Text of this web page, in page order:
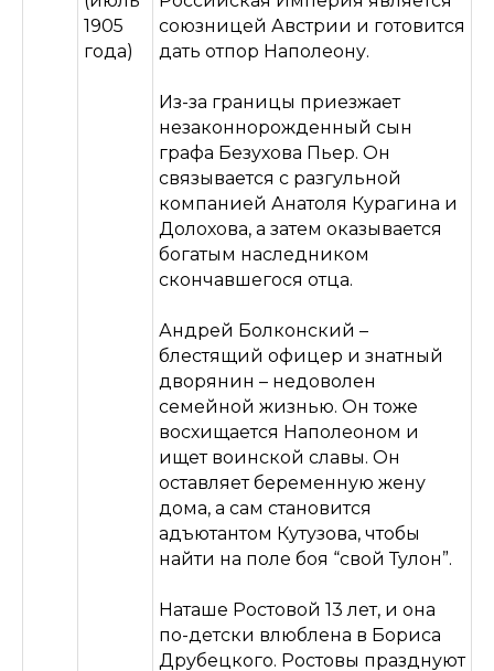
1905
года)
союзницей Австрии и готовится
дать отпор Наполеону.
Из-за границы приезжает
незаконнорожденный сын
графа Безухова Пьер. Он
связывается с разгульной
компанией Анатоля Курагина и
Долохова, а затем оказывается
богатым наследником
скончавшегося отца.
Андрей Болконский –
блестящий офицер и знатный
дворянин – недоволен
семейной жизнью. Он тоже
восхищается Наполеоном и
ищет воинской славы. Он
оставляет беременную жену
дома, а сам становится
адъютантом Кутузова, чтобы
найти на поле боя “свой Тулон”.
Наташе Ростовой 13 лет, и она
по-детски влюблена в Бориса
Друбецкого. Ростовы празднуют